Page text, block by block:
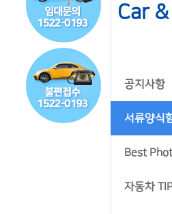
Car
공지사항
서류양식
Best
자동차